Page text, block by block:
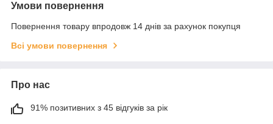
Умови повернення
Повернення товару впродовж 14 днів за рахунок покупця
Всі умови повернення
Про нас
91% позитивних з 45 відгуків за рік